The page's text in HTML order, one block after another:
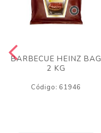
BARBECUE HEINZ BAG
2 KG
Código: 61946